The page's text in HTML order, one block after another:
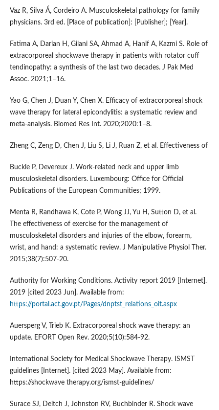
Vaz R, Silva Á, Cordeiro A. Musculoskeletal pathology for family
physicians. 3rd ed. [Place of publication]: [Publisher]; [Year].
Fatima A, Darian H, Gilani SA, Ahmad A, Hanif A, Kazmi S. Role of
extracorporeal shockwave therapy in patients with rotator cuff
tendinopathy: a synthesis of the last two decades. J Pak Med
Assoc. 2021;1–16.
Yao G, Chen J, Duan Y, Chen X. Efficacy of extracorporeal shock
wave therapy for lateral epicondylitis: a systematic review and
meta-analysis. Biomed Res Int. 2020;2020:1–8.
Zheng C, Zeng D, Chen J, Liu S, Li J, Ruan Z, et al. Effectiveness of
Buckle P, Devereux J. Work-related neck and upper limb
musculoskeletal disorders. Luxembourg: Office for Official
Publications of the European Communities; 1999.
Menta R, Randhawa K, Cote P, Wong JJ, Yu H, Sutton D, et al.
The effectiveness of exercise for the management of
musculoskeletal disorders and injuries of the elbow, forearm,
wrist, and hand: a systematic review. J Manipulative Physiol Ther.
2015;38(7):507-20.
Authority for Working Conditions. Activity report 2019 [Internet].
2019 [cited 2023 Jun]. Available from:
https://portal.act.gov.pt/Pages/dnptst_relations_oit.aspx
Auersperg V, Trieb K. Extracorporeal shock wave therapy: an
update. EFORT Open Rev. 2020;5(10):584-92.
International Society for Medical Shockwave Therapy. ISMST
guidelines [Internet]. [cited 2023 May]. Available from:
https://shockwave therapy.org/ismst-guidelines/
Surace SJ, Deitch J, Johnston RV, Buchbinder R. Shock wave